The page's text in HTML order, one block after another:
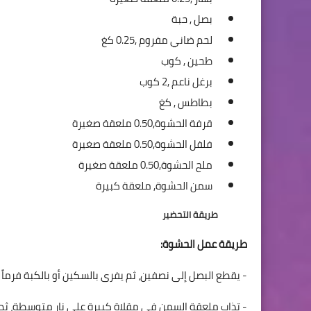
بصل ,حبة
لحم ضاني مفروم ,0.25 كغ
طحين ,كوب
برغل ناعم ,2 كوب
بطاطس ,كغ
قرفة الحشوة,0.50 ملعقة صغيرة
فلفل الحشوة,0.50 ملعقة صغيرة
ملح الحشوة,0.50 ملعقة صغيرة
سمن الحشوة,ملعقة كبيرة
طريقة التحضير
طريقة عمل الحشوة:
- يقطع البصل إلى نصفين، ثم يفرى بالسكين أو بالكبة فرماً
- تذاب ملعقة السمن فى مقلاة كبيرة على نار متوسطة،